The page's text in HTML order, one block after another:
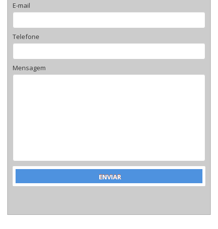
E-mail
Telefone
Mensagem